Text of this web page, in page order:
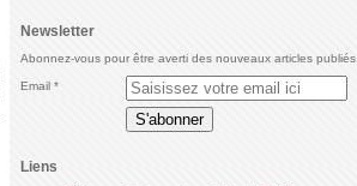
Newsletter
Abonnez-vous pour être averti des nouveaux articles publiés.
Email
Liens